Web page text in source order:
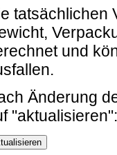
tatsächlichen
und
Änderung
"aktualisieren":